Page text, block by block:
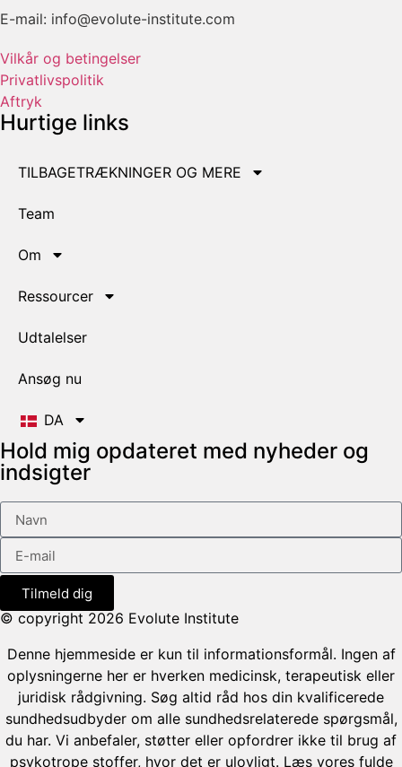
E-mail: info@evolute-institute.com
Vilkår og betingelser
Privatlivspolitik
Aftryk
Hurtige links
TILBAGETRÆKNINGER OG MERE
Team
Om
Ressourcer
Udtalelser
Ansøg nu
DA
Hold mig opdateret med nyheder og
indsigter
Tilmeld dig
© copyright 2026 Evolute Institute
Denne hjemmeside er kun til informationsformål. Ingen af
oplysningerne her er hverken medicinsk, terapeutisk eller
juridisk rådgivning. Søg altid råd hos din kvalificerede
sundhedsudbyder om alle sundhedsrelaterede spørgsmål,
du har. Vi anbefaler, støtter eller opfordrer ikke til brug af
psykotrope stoffer, hvor det er ulovligt. Læs vores fulde